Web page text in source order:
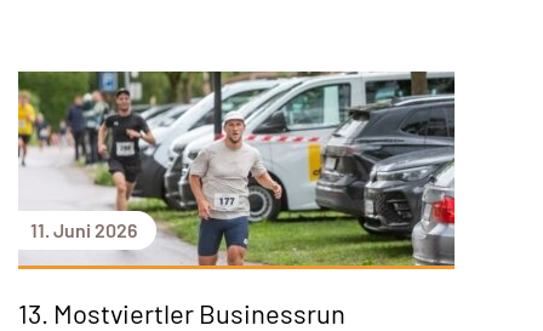
11. Juni 2026
13. Mostviertler Businessrun